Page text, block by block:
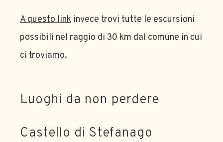
A questo link invece trovi tutte le escursioni
possibili nel raggio di 30 km dal comune in cui
ci troviamo.
Luoghi da non perdere
Castello di Stefanago